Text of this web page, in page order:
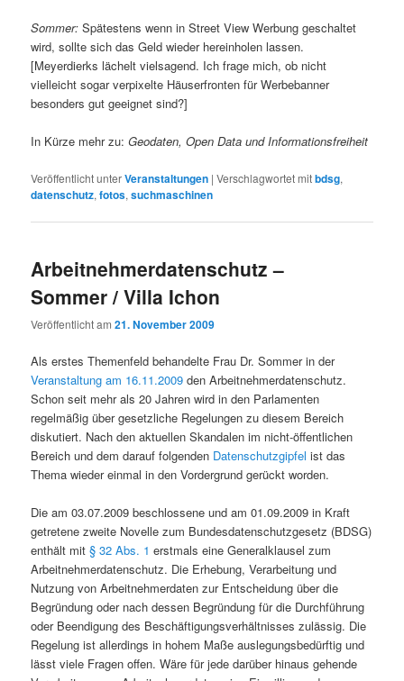
Sommer: Spätestens wenn in Street View Werbung geschaltet
wird, sollte sich das Geld wieder hereinholen lassen.
[Meyerdierks lächelt vielsagend. Ich frage mich, ob nicht
vielleicht sogar verpixelte Häuserfronten für Werbebanner
besonders gut geeignet sind?]
In Kürze mehr zu:Geodaten, Open Data und Informationsfreiheit
Veröffentlicht unterVeranstaltungen |Verschlagwortet mitbdsg,
datenschutz,fotos,suchmaschinen
Arbeitnehmerdatenschutz –
Sommer / Villa Ichon
Veröffentlicht am21. November 2009
Als erstes Themenfeld behandelte Frau Dr. Sommer in der
Veranstaltung am 16.11.2009 den Arbeitnehmerdatenschutz.
Schon seit mehr als 20 Jahren wird in den Parlamenten
regelmäßig über gesetzliche Regelungen zu diesem Bereich
diskutiert. Nach den aktuellen Skandalen im nicht-öffentlichen
Bereich und dem darauf folgenden Datenschutzgipfel ist das
Thema wieder einmal in den Vordergrund gerückt worden.
Die am 03.07.2009 beschlossene und am 01.09.2009 in Kraft
getretene zweite Novelle zum Bundesdatenschutzgesetz (BDSG)
enthält mit§ 32 Abs. 1 erstmals eine Generalklausel zum
Arbeitnehmerdatenschutz. Die Erhebung, Verarbeitung und
Nutzung von Arbeitnehmerdaten zur Entscheidung über die
Begründung oder nach dessen Begründung für die Durchführung
oder Beendigung des Beschäftigungsverhältnisses zulässig. Die
Regelung ist allerdings in hohem Maße auslegungsbedürftig und
lässt viele Fragen offen. Wäre für jede darüber hinaus gehende